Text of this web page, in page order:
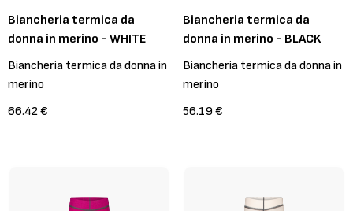
Biancheria termica da
donna in merino - WHITE
Biancheria termica da donna in
merino
66.42 €
Biancheria termica da
donna in merino - BLACK
Biancheria termica da donna in
merino
56.19 €